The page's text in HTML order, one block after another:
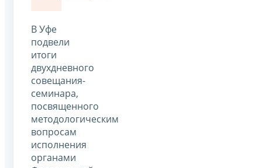
В Уфе
подвели
итоги
двухдневного
совещания-
семинара,
посвященного
методологическим
вопросам
исполнения
органами